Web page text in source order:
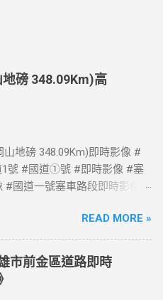
磅 348.09Km)高
山地磅 348.09Km)即時影像 #
1號 #國道①號 #即時影像 #塞
#國道一號塞車路段即時影像 #
段 #Taiwan #Live #freeway #
#高速公路 即時了解路況，
資料來源：交通部高速公路局
放宣告
Publish.aspx?
READ MORE »
市前金區道路即時